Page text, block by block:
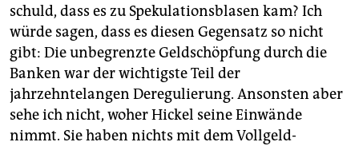
schuld, dass es zu Spekulationsblasen kam? Ich
würde sagen, dass es diesen Gegensatz so nicht
gibt: Die unbegrenzte Geldschöpfung durch die
Banken war der wichtigste Teil der
jahrzehntelangen Deregulierung. Ansonsten aber
sehe ich nicht, woher Hickel seine Einwände
nimmt. Sie haben nichts mit dem Vollgeld-